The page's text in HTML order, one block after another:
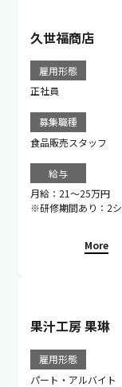
久世福商店
雇用形態
正社員
募集職種
食品販売スタッフ
給与
月給：21～25万円
※研修期間あり：2
More
果汁工房 果琳
雇用形態
パート・アルバイト